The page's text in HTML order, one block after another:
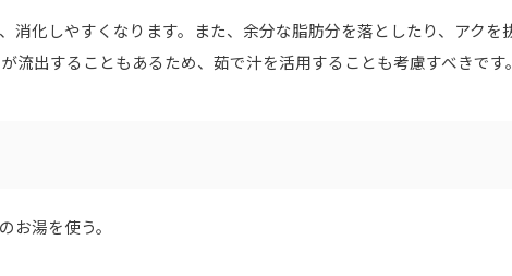
消化しやすくなります。また、余分な脂肪分を落としたり、アクを
流出することもあるため、茹で汁を活用することも考慮すべきです。
お湯を使う。